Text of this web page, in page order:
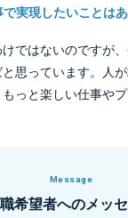
実現したいことは
ではないのですが
思っています。人
っと楽しい仕事や
Message
希望者へのメッ